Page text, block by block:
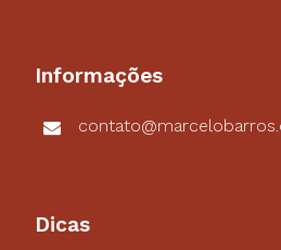
Informações
Dicas